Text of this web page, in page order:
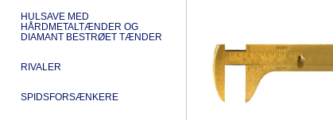
HULSAVE MED
HÅRDMETALTÆNDER OG
DIAMANT BESTRØET TÆNDER
RIVALER
SPIDSFORSÆNKERE